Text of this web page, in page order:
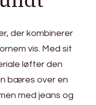
der kombinerer
vis. Med sit
løfter den
bæres over en
med jeans og